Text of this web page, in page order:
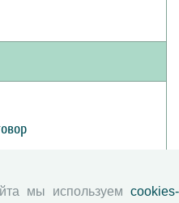
мы используем cookies-